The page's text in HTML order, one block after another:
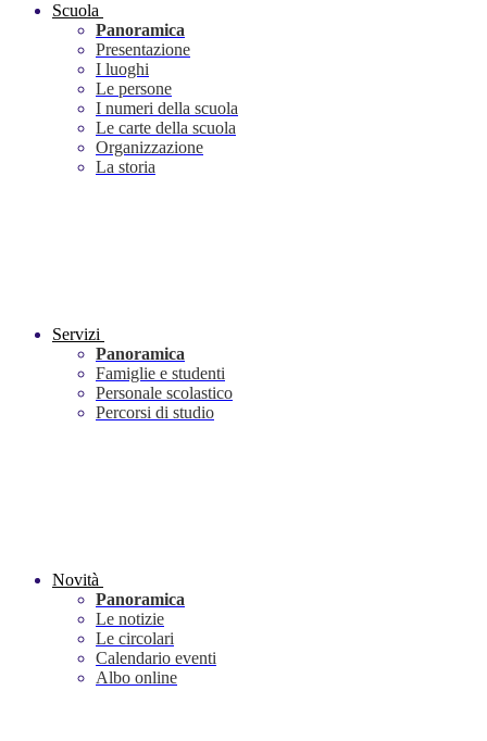
Scuola
Panoramica
Presentazione
I luoghi
Le persone
I numeri della scuola
Le carte della scuola
Organizzazione
La storia
Servizi
Panoramica
Famiglie e studenti
Personale scolastico
Percorsi di studio
Novità
Panoramica
Le notizie
Le circolari
Calendario eventi
Albo online